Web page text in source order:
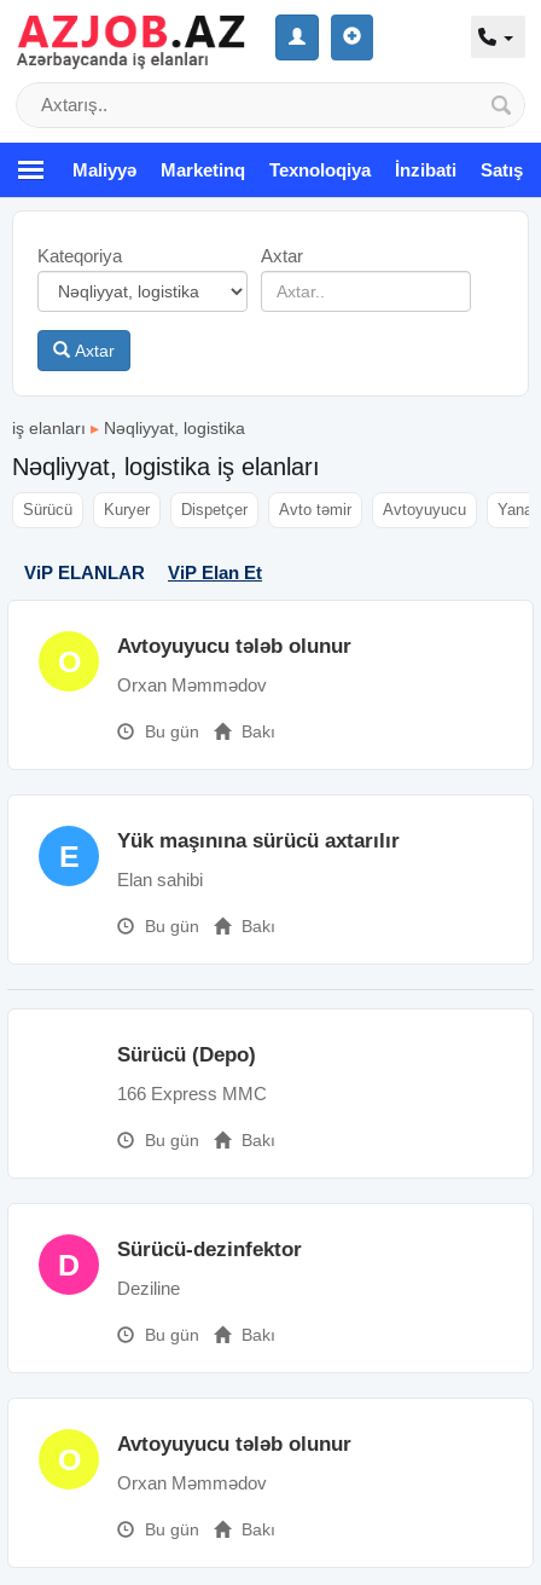
Maliyyə Marketinq Texnoloqiya İnzibati Satış
Kateqoriya Axtar
Axtar
iş elanları ▸ Nəqliyyat, logistika
Nəqliyyat, logistika iş elanları
Sürücü Kuryer Dispetçer Avto təmir Avtoyuyucu
ViP ELANLAR ViP Elan Et
O Avtoyuyucu tələb olunur
Orxan Məmmədov
Bu gün Bakı
E Yük maşınına sürücü axtarılır
Elan sahibi
Bu gün Bakı
Sürücü (Depo)
166 Express MMC
Bu gün Bakı
D Sürücü-dezinfektor
Deziline
Bu gün Bakı
O Avtoyuyucu tələb olunur
Orxan Məmmədov
Bu gün Bakı